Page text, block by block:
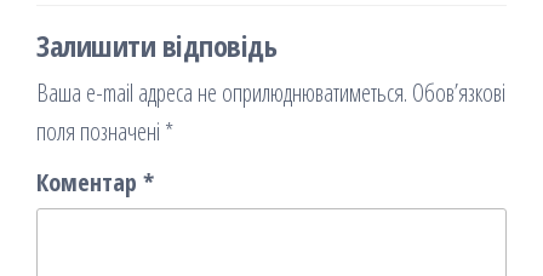
Залишити відповідь
Ваша e-mail адреса не оприлюднюватиметься. Обов’язкові
поля позначені *
Коментар *